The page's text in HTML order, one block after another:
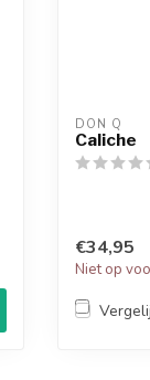
DON Q
Caliche
€34,95
Niet op